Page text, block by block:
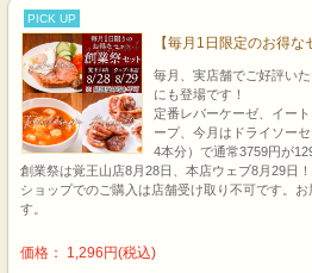
PICK UP
【毎月1日限定のお得
毎月、実店舗でご好評い
にも登場です！
定番レバーケーゼ、イー
ープ、今月はドライソー
4本分）で通常3759円が
創業祭は覚王山店8月28日、本店ウェブ8月29日
ショップでのご購入は店舗受け取り不可です。
す。
価格： 1,296円(税込)